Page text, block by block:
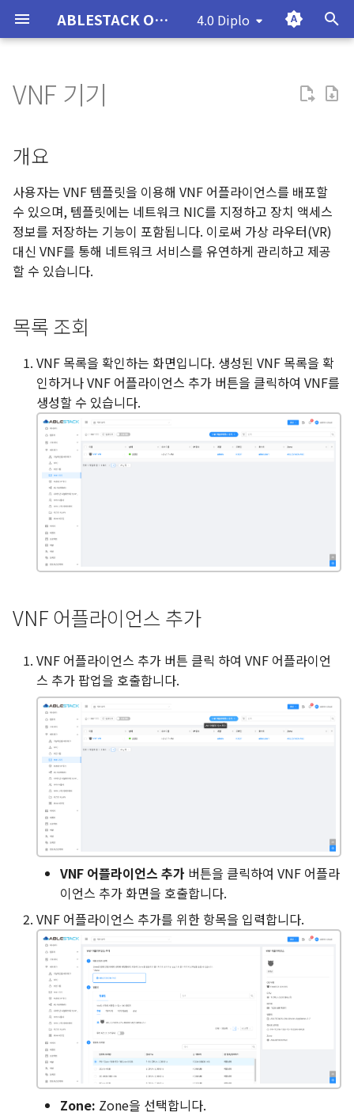
ABLESTACK Online Docs 4.0 Diplo
p
t
o
s
t
a
t
ABLESTACK의 탄생 데이터센터의 역사와 문제점
ABLESTACK 제품 및 구성
ABLESTACK 물리 아키텍처
ABLESTACK의 기본구조
네트워크 아키텍처
ABLESTACK 구성요소 Glue 알아보기
Mold 알아보기
Wall 알아보기
ABLESTACK HCI 설치 가이
ABLESTACK HCI 구성관리
ABLESTACK VM 설치 가이
드
ABLESTACK VM 구성관리
ABLESTACK STANALONE
설치 가이드
ABLESTACK HCI
구성 확인
퀵 가이드
개요
기록
저장소
네트워킹
계정
ABLESTACK
소프트웨어 최신화
응용프로그램
진단 보고서
커널 덤프
터미널
SELinux
대시보드
가상머신
VM 스냅샷
쿠버네티스
오토스케일 VM 그룹
가상머신 그룹
사용자 데이터
Affinity 그룹
볼륨
스냅샷
백업
버킷
공유 파일 시스템
개요
목록 조회
VNF 어플라이언스 추가
콘솔 보기
클립보드에 콘솔 URL 복사
VNF 어플라이언스 중지
VNF 기기 재시작
VNF 기기 다시 설치
VM 스냅샷 생성
VM 볼륨 스냅샷 생성
ISO 연결
VNF 어플라이언스 확장
VNF 어플라이언스를 다른 호스
트로 마이그레이션
VNF 기기 파괴
상세 탭
메트릭 탭
볼륨 탭
볼륨 생성 및 추가
NIC 탭
NIC 생성 및 추가
기본 NIC 설정
기본 NIC 설정
IP 주소 변경
보조 IP 편집
NIC 제거
템플릿
ISO
쿠버네티스 ISO
컨트롤러 템플릿
오토메이션 컨트롤러
배포된 패키지
이벤트
프로젝트
역할
계정
도메인
요약
Zone
Pods
클러스터
호스트
2차 스토리지
Object 스토리지
시스템 VM
가상 라우터
내부 LB
관리 서버
재난 복구 클러스터
CPU 소켓
DB/Usage 서버
컴퓨트 오퍼링
디스크 오퍼링
백업 오퍼링
시스템 오퍼링
네트워크 오퍼링
글로벌 설정
LDAP 구성
OAuth 구성
백업 저장소
하이퍼바이저 기능
게스트 OS 매핑
코멘트
사용량
인스턴스 가져오기-내보내기
데이터 볼륨 가져오기
Webhooks
대시보드
클러스터
모니터
서비스
스토리지 디바이스
매니저 모듈
Ceph User
로그
데이터 풀
블럭 디바이스
iSCSI
NFS
오브젝트 게이트웨이
사용자
버킷
Multi-Site
사용자 인터페이스
대시보드 검색
생성
대시보드
탐색
환경 설정
Netdive
사용자 인터페이스
Quick Start
Views
리소스
액세스
설정
ABLESTACK HCI 재기동 절차
ABLESTACK VM 재기동 절차
CentOS 가상머신 가이드 ISO를 이용한 VM/템플릿
비밀번호/SSH Key 관리기
추가
UserData 적용 기능 추가
Ubuntu 가상머신 가이드
ISO를 이용한 VM/템플릿
비밀번호/SSH Key 관리기
추가
UserData 적용 기능 추가
Windows 가상머신 가이드
ISO를 이용한 VM/템플릿
가상머신 설정 자동화 적용
가상머신 볼륨 사용
가상머신 NIC 사용
Windows 기반 3Tier 구성
가이드
DB 구성
WAS 구성
WEB 구성
Linux 기반 3Tier 구성 가이
관리 가상머신 구성
DB 구성
WAS 구성
재난 복구(DR) 관리
Kubernete 구성 가이드
Kubernetes ISO 등록
Cluster 생성
Cluster 설정
Oracle RAC 구성 가이드
ASM 및 GI 구성
Oracle 데이터베이스 구성
Glue Service 관리 가이드
게이트웨이 가상머신 관리
Glue NFS 관리 및 기능
Glue Object Gateway 관
및 기능
Glue NVMe-oF 관리 및 기
Glue Samba 관리 및 기능
Mold Fence Agent 활용한
HA 구성 가이드
Pacemaker 클러스터 구성
Shared Volume를 활용한
Mysql 구성
Resource 구성
작 테스트
압축/중복제거 볼륨 사용방
법 가이드
압축/중복제거 볼륨 사용방
도메인 활용 방안
학과별 도메인 분리 방안
드
NAS 백업 구성 가이드
Cerato
Bronto
문제해결사례
VNF 기기
개요
사용자는 VNF 템플릿을 이용해 VNF 어플라이언스를 배포할
수 있으며, 템플릿에는 네트워크 NIC를 지정하고 장치 액세스
정보를 저장하는 기능이 포함됩니다. 이로써 가상 라우터(VR)
대신 VNF를 통해 네트워크 서비스를 유연하게 관리하고 제공
할 수 있습니다.
목록 조회
VNF 목록을 확인하는 화면입니다. 생성된 VNF 목록을 확
인하거나 VNF 어플라이언스 추가 버튼을 클릭하여 VNF를
생성할 수 있습니다.
VNF 어플라이언스 추가
VNF 어플라이언스 추가 버튼 클릭 하여 VNF 어플라이언
스 추가 팝업을 호출합니다.
VNF 어플라이언스 추가 버튼을 클릭하여 VNF 어플라
이언스 추가 화면을 호출합니다.
VNF 어플라이언스 추가를 위한 항목을 입력합니다.
Zone: Zone을 선택합니다.